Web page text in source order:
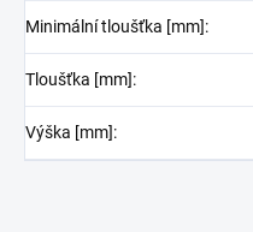
Minimální tloušťka [mm]:
Tloušťka [mm]:
Výška [mm]: